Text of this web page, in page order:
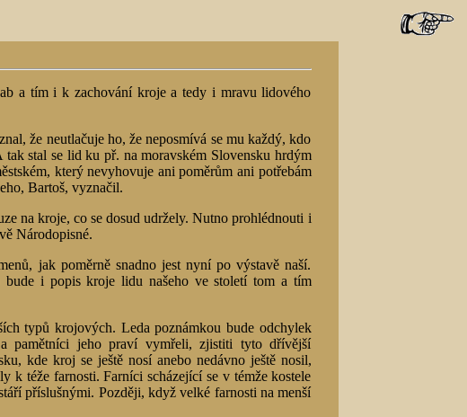
a tím i k zachování kroje a tedy i mravu lidového
že neutlačuje ho, že neposmívá se mu každý, kdo
stal se lid ku př. na moravském Slovensku hrdým
který nevyhovuje ani poměrům ani potřebám
Bartoš, vyznačil.
na kroje, co se dosud udržely. Nutno prohlédnouti i
Národopisné.
jak poměrně snadno jest nyní po výstavě naší.
bude i popis kroje lidu našeho ve století tom a tím
typů krojových. Leda poznámkou bude odchylek
pamětníci jeho praví vymřeli, zjistiti tyto dřívější
kde kroj se ještě nosí anebo nedávno ještě nosil,
téže farnosti. Farníci scházející se v témže kostele
příslušnými. Později, když velké farnosti na menší